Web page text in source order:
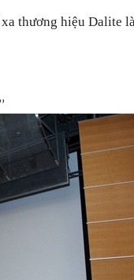
thương hiệu Dalite